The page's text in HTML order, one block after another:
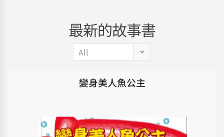
最新的故事書
變身美人魚公主